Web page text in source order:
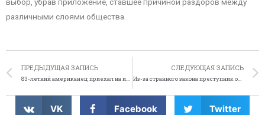
различными слоями общества.
ПРЕДЫДУЩАЯ ЗАПИСЬ
83-летний американец приехал на избирательный участок в машине «скорой помощи»
СЛЕДУЮЩАЯ ЗАПИСЬ
Из-за странного закона преступник остался в Англии
VK Facebook Twitter